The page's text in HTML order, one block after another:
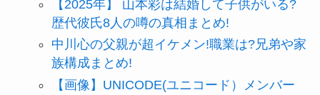
【2025年】 山本彩は結婚して子供がいる?
歴代彼氏8人の噂の真相まとめ!
中川心の父親が超イケメン!職業は?兄弟や家
族構成まとめ!
【画像】UNICODE(ユニコード）メンバー